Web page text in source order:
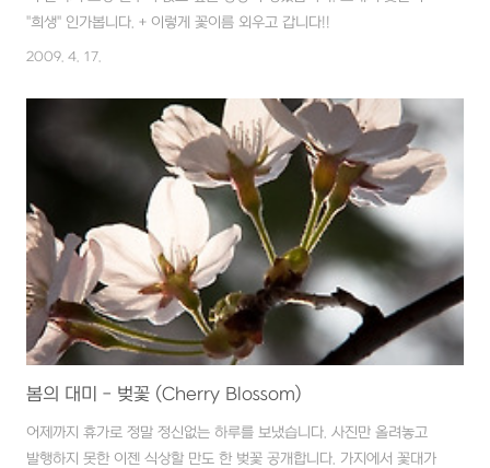
"희생" 인가봅니다. + 이렇게 꽃이름 외우고 갑니다!!
2009. 4. 17.
봄의 대미 - 벚꽃 (Cherry Blossom)
어제까지 휴가로 정말 정신없는 하루를 보냈습니다. 사진만 올려놓고
발행하지 못한 이젠 식상할 만도 한 벚꽃 공개합니다. 가지에서 꽃대가